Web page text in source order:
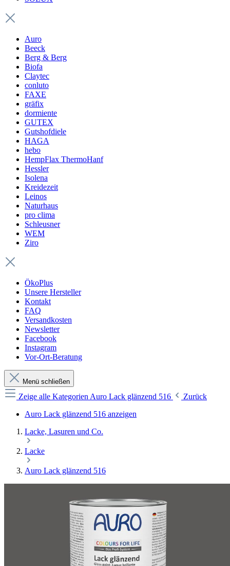
Auro
Beeck
Berg & Berg
Biofa
Claytec
conluto
FAXE
gräfix
dormiente
GUTEX
Gutshofdiele
HAGA
hebo
HempFlax ThermoHanf
Hessler
Isolena
Kreidezeit
Leinos
Naturhaus
pro clima
Schleusner
WEM
Ziro
ÖkoPlus
Unsere Hersteller
Kontakt
FAQ
Versandkosten
Newsletter
Facebook
Instagram
Vor-Ort-Beratung
Menü schließen
Zeige alle Kategorien Auro Lack glänzend 516
Zurück
Auro Lack glänzend 516 anzeigen
Lacke, Lasuren und Co.
Lacke
Auro Lack glänzend 516